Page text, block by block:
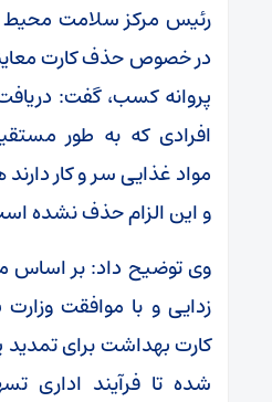
رئیس مرکز سلامت محیط
در خصوص حذف کارت
پروانه کسب، گفت:
افرادی که به طور
مواد غذایی سر و کار
و این الزام حذف نشده
وی توضیح داد: بر اساس
زدایی و با موافقت
کارت بهداشت برای تمدید
شده تا فرآیند اداری